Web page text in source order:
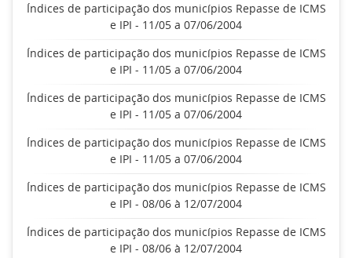
Índices de participação dos municípios Repasse de ICMS
e IPI - 11/05 a 07/06/2004
Índices de participação dos municípios Repasse de ICMS
e IPI - 11/05 a 07/06/2004
Índices de participação dos municípios Repasse de ICMS
e IPI - 11/05 a 07/06/2004
Índices de participação dos municípios Repasse de ICMS
e IPI - 11/05 a 07/06/2004
Índices de participação dos municípios Repasse de ICMS
e IPI - 08/06 à 12/07/2004
Índices de participação dos municípios Repasse de ICMS
e IPI - 08/06 à 12/07/2004